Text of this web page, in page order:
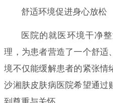
舒适环境促进身心放松
医院的就医环境干净
理，为患者营造了一个舒适
境不仅能缓解患者的紧张情
沙湘肤皮肤病医院希望通过